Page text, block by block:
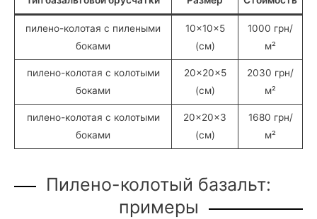
пилено-колотая с пилеными
боками
10×10×5
(см)
1000 грн/
м²
пилено-колотая с колотыми
боками
20×20×5
(см)
2030 грн/
м²
пилено-колотая с колотыми
боками
20×20×3
(см)
1680 грн/
м²
Пилено-колотый базальт:
примеры